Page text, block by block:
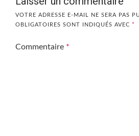
VOTRE ADRESSE E-MAIL NE SERA PAS
OBLIGATOIRES SONT INDIQUÉS AVEC *
Commentaire *